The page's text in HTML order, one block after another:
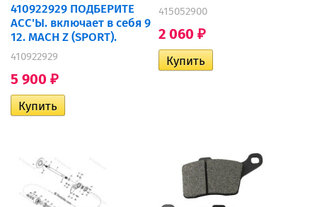
410922929 ПОДБЕРИТЕ
АСС'Ы. включает в себя 9
12. MACH Z (SPORT).
410922929
5 900 ₽
415052900
2 060 ₽